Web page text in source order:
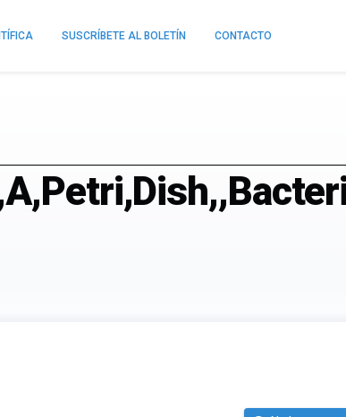
SUSCRÍBETE AL BOLETÍN CONTACTO